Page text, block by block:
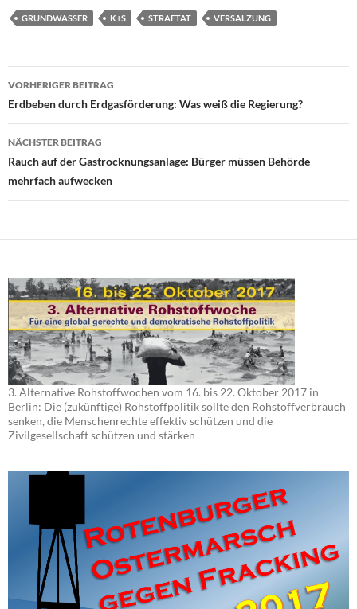
GRUNDWASSER K+S STRAFTAT VERSALZUNG
Beitragsnavigation
VORHERIGER BEITRAG
Erdbeben durch Erdgasförderung: Was weiß die Regierung?
NÄCHSTER BEITRAG
Rauch auf der Gastrocknungsanlage: Bürger müssen Behörde
mehrfach aufwecken
3. Alternative Rohstoffwochen vom 16. bis 22. Oktober 2017 in
Berlin: Die (zukünftige) Rohstoffpolitik sollte den Rohstoffverbrauch
senken, die Menschenrechte effektiv schützen und die
Zivilgesellschaft schützen und stärken